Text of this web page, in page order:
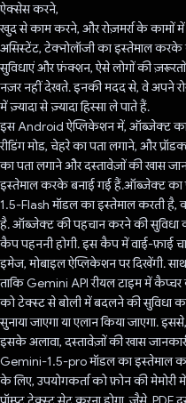
ऐक्सेस करने,
खुद से काम करने, और रोज़मर्रा के कामों
असिस्टेंट, टेक्नोलॉजी का इस्तेमाल
सुविधाएं और फ़ंक्शन, ऐसे लोगों की
नज़र नहीं देखते. इनकी मदद से, वे अपने
में ज़्यादा से ज़्यादा हिस्सा ले पाते हैं.
इस Android ऐप्लिकेशन में, ऑब्जेक्ट का
रीडिंग मोड, चेहरे का पता लगाने, और
का पता लगाने और दस्तावेज़ों की खास
इस्तेमाल करके बनाई गई हैं.ऑब्जेक्ट का
1.5-Flash मॉडल का इस्तेमाल करती
है. ऑब्जेक्ट की पहचान करने की सुविधा
कैप पहननी होगी. इस कैप में वाई-फ़ाई
इमेज, मोबाइल ऐप्लिकेशन पर दिखेंगी.
ताकि Gemini API रीयल टाइम में
को टेक्स्ट से बोली में बदलने की सुविधा
सुनाया जाएगा या एलान किया जाएगा.
इसके अलावा, दस्तावेज़ों की खास
Gemini-1.5-pro मॉडल का इस्तेमाल
के लिए, उपयोगकर्ता को फ़ोन की मेमोरी